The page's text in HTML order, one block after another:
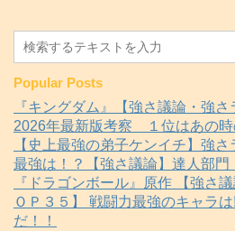
Popular Posts
『キングダム』【強さ議論・強さ
2026年最新版考察 １位はあの時
【史上最強の弟子ケンイチ】強
最強は！？【強さ議論】達人部門
『ドラゴンボール』原作 【強さ
ＯＰ３５】 戦闘力最強のキャラ
だ！！